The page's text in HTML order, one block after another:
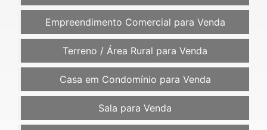
Empreendimento Comercial para Venda
Terreno / Área Rural para Venda
Casa em Condomínio para Venda
Sala para Venda